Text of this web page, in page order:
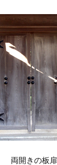
両開きの板扉